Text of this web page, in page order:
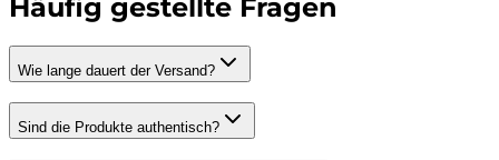
Häufig gestellte Fragen
Wie lange dauert der Versand?
Sind die Produkte authentisch?